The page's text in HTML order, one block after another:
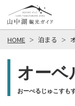
HOME 泊まる
オーベ
おーべるじゅこすも